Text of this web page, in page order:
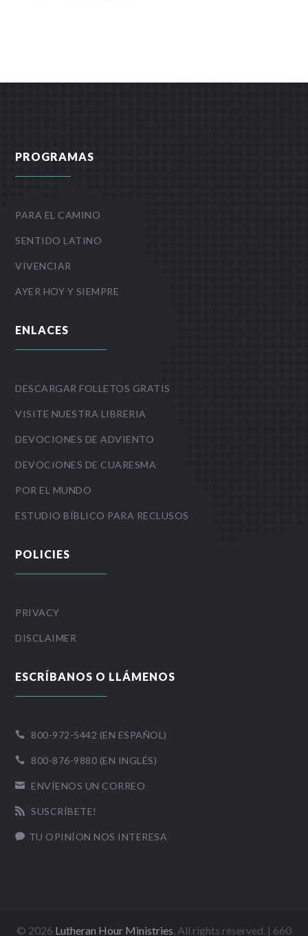
PROGRAMAS
PARA EL CAMINO
SENTIDO LATINO
VIVENCIAR
AYER HOY Y SIEMPRE
ENLACES
DESCARGAR FOLLETOS GRATIS
VISITE NUESTRA LIBRERIA
DEVOCIONES DE ADVIENTO
DEVOCIONES DE CUARESMA
POR EL MUNDO
ESTUDIO BÍBLICO PARA RECLUSOS
POLICIES
PRIVACY
DISCLAIMER
ESCRÍBANOS O LLÁMENOS
 800-972-5442 (EN ESPAÑOL)
 800-876-9880 (EN INGLÉS)
 ENVÍENOS UN CORREO
 SUSCRÍBETE!
 TU OPINÍON NOS INTERESA
© 2026 Lutheran Hour Ministries, All rights reserved. | 660